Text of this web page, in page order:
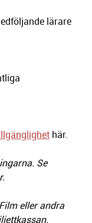
lärare
här.
Se
eller andra